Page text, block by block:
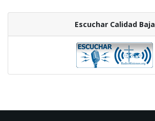
Escuchar Calidad Baja